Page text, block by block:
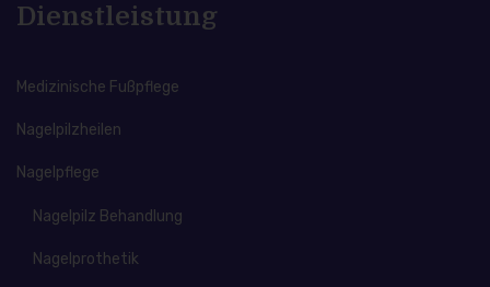
Dienstleistung
Medizinische Fußpflege
Nagelpilzheilen
Nagelpflege
Nagelpilz Behandlung
Nagelprothetik